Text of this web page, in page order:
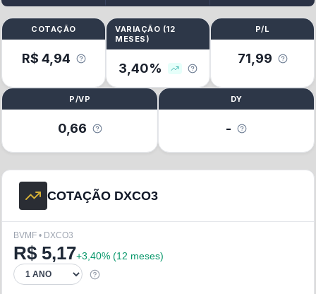
COTAÇÃO
R$ 4,94
VARIAÇÃO (12
MESES )
3,40%
P/L
71,99
P/VP
0,66
DY
-
COTAÇÃO DXCO3
BVMF • DXCO3
R$ 5,17+3,40% (12 meses)